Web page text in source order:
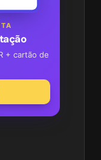
+ cartão de